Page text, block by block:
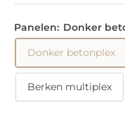
Panelen: Donker
Donker betonplex
Berken multiplex